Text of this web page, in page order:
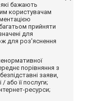
бажають
користувачам
прийняти
для
для роз'яснення
порівняння з
заяви,
або її послуги;
ресурси;